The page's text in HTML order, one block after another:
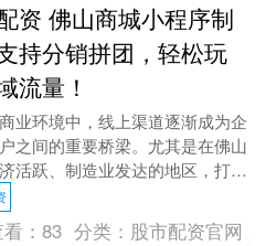
资 佛山商城小程序制
持分销拼团，轻松玩
流量！
业环境中，线上渠道逐渐成为企
之间的重要桥梁。尤其是在佛山
活跃、制造业发达的地区，打造
、实用的商城小程序已成为企业
的重要手....
：83 分类： 股市配资官网